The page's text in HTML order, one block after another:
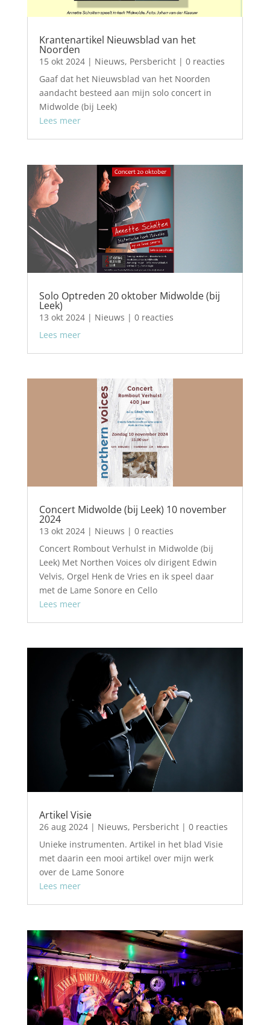
Krantenartikel Nieuwsblad van het
Noorden
15 okt 2024| Nieuws, Persbericht| 0 reacties
Gaaf dat het Nieuwsblad van het Noorden
aandacht besteed aan mijn solo concert in
Midwolde (bij Leek)
Lees meer
Solo Optreden 20 oktober Midwolde (bij
Leek)
13 okt 2024| Nieuws | 0 reacties
Lees meer
Concert Midwolde (bij Leek) 10 november
2024
13 okt 2024| Nieuws | 0 reacties
Concert Rombout Verhulst in Midwolde (bij
Leek) Met Northen Voices olv dirigent Edwin
Velvis, Orgel Henk de Vries en ik speel daar
met de Lame Sonore en Cello
Lees meer
Artikel Visie
26 aug 2024| Nieuws, Persbericht| 0 reacties
Unieke instrumenten. Artikel in het blad Visie
met daarin een mooi artikel over mijn werk
over de Lame Sonore
Lees meer